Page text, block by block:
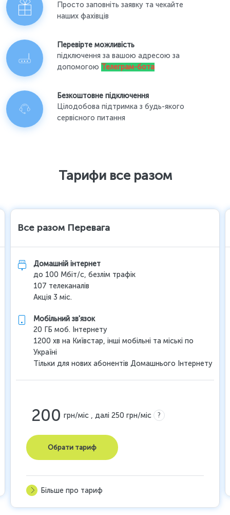
Просто заповніть заявку та чекайте
наших фахівців
Перевірте можливість
підключення за вашою адресою за
допомогою Телеграм-бота
Безкоштовне підключення
Цілодобова підтримка з будь-якого
сервісного питання
Тарифи все разом
Все разом Перевага
Домашній інтернет
до 100 Мбіт/с, безлім трафік
107 телеканалів
Акція 3 міс.
Мобільний зв'язок
20 ГБ моб. Інтернету
1200 хв на Київстар, інші мобільні та міські по
Україні
Тільки для нових абонентів Домашнього Інтернету
200 грн/міс , далі 250 грн/міс ?
Обрати тариф
Більше про тариф